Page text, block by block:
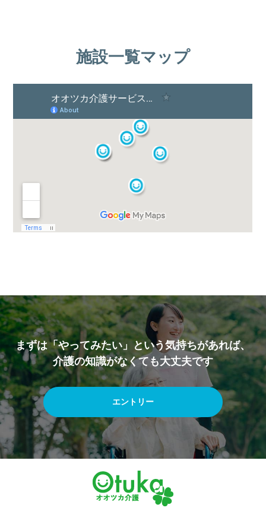
施設一覧マップ
まずは「やってみたい」という気持ちがあれば、
介護の知識がなくても大丈夫です
エントリー